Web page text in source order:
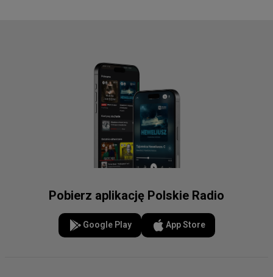
Pobierz aplikację Polskie Radio
Google Play App Store